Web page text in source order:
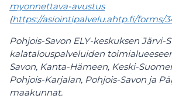
myonnettava-avustus
(https://asiointipalvelu.ahtp.fi/forms/
Pohjois-Savon ELY-keskuksen Järvi-
kalatalouspalveluiden
Savon, Kanta-Hämeen, Keski-
Pohjois-Karjalan, Pohjois-Savon ja
maakunnat.